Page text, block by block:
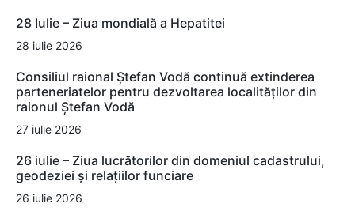
28 Iulie – Ziua mondială a Hepatitei
28 iulie 2026
Consiliul raional Ștefan Vodă continuă extinderea
parteneriatelor pentru dezvoltarea localităților din
raionul Ștefan Vodă
27 iulie 2026
26 iulie – Ziua lucrătorilor din domeniul cadastrului,
geodeziei și relațiilor funciare
26 iulie 2026